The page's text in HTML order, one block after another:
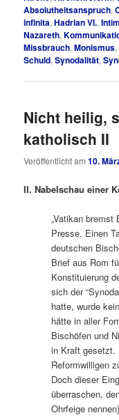
Absolutheitsanspruch,
infinita,Hadrian VI.,
Nazareth,
Missbrauch,Monismus,
Schuld,Synodalität,
Nicht heilig,
katholisch II
Veröffentlicht am10.
II. Nabelschau einer
„Vatikan
Presse. Einen
deutschen
Brief aus Rom
Konstituierung
sich der
hatte, wurde
hätte in aller
Bischöfen und
in Kraft gesetzt.
Reformwilligen
Doch dieser
überraschen,
Ohrfeige